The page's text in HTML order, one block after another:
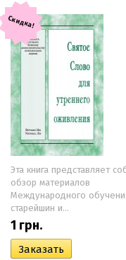
Скидка!
Эта книга представляет
обзор материалов
Международного
старейшин и...
1 грн.